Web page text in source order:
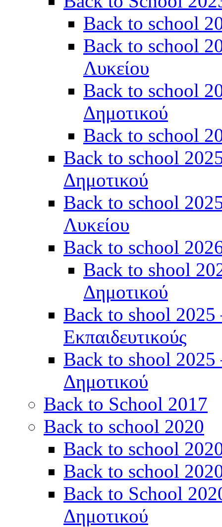
Back to school
Back to school
Λυκείου
Back to school
Δημοτικού
Back to school
Back to school
Δημοτικού
Back to school
Λυκείου
Back to school
Back to shool
Δημοτικού
Back to shool 2025
Εκπαιδευτικούς
Back to shool 2025
Δημοτικού
Back to School 2017
Back to school 2020
Back to school
Back to school
Back to School
Δημοτικού